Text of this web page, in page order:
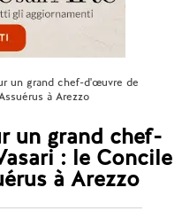
un grand chef-d'œuvre de
à Arezzo
un grand chef-
: le Concile
à Arezzo